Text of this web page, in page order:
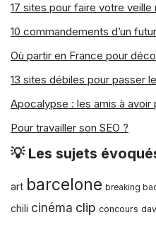
17 sites pour faire votre veille
10 commandements d’un
Où partir en France pour
13 sites débiles pour passer
Apocalypse : les amis à avoir
Pour travailler son SEO ?
💡 Les sujets
art barcelone breaking
chili cinéma clip concours